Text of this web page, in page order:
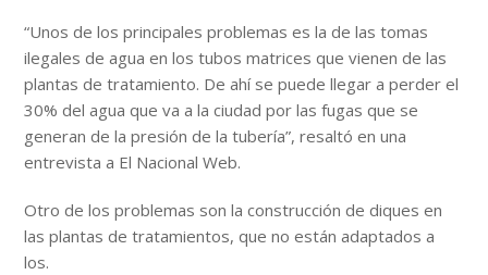
“Unos de los principales problemas es la de las tomas
ilegales de agua en los tubos matrices que vienen de las
plantas de tratamiento. De ahí se puede llegar a perder el
30% del agua que va a la ciudad por las fugas que se
generan de la presión de la tubería”, resaltó en una
entrevista a El Nacional Web.
Otro de los problemas son la construcción de diques en
las plantas de tratamientos, que no están adaptados a
los.